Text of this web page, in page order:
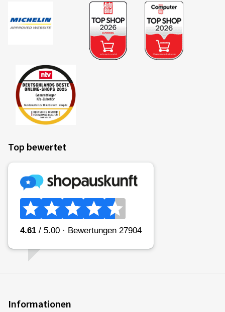
Top bewertet
Informationen